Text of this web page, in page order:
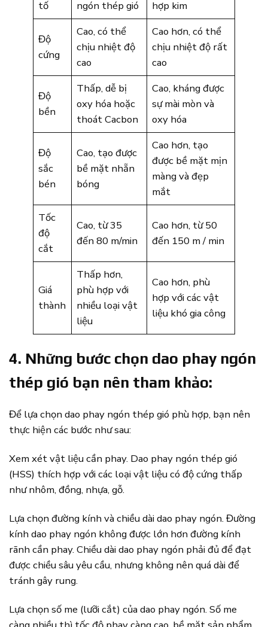
tố ngón thép gió hợp kim
Độ
cứng
Cao, có thể
chịu nhiệt độ
cao
Cao hơn, có thể
chịu nhiệt độ rất
cao
Độ
bền
Thấp, dễ bị
oxy hóa hoặc
thoát Cacbon
Cao, kháng được
sự mài mòn và
oxy hóa
Độ
sắc
bén
Cao, tạo được
bề mặt nhẵn
bóng
Cao hơn, tạo
được bề mặt mịn
màng và đẹp
mắt
Tốc
độ
cắt
Cao, từ 35
đến 80 m/min
Cao hơn, từ 50
đến 150 m / min
Giá
thành
Thấp hơn,
phù hợp với
nhiều loại vật
liệu
Cao hơn, phù
hợp với các vật
liệu khó gia công
4. Những bước chọn dao phay ngón
thép gió bạn nên tham khảo:
Để lựa chọn dao phay ngón thép gió phù hợp, bạn nên
thực hiện các bước như sau:
Xem xét vật liệu cần phay. Dao phay ngón thép gió
(HSS) thích hợp với các loại vật liệu có độ cứng thấp
như nhôm, đồng, nhựa, gỗ.
Lựa chọn đường kính và chiều dài dao phay ngón. Đường
kính dao phay ngón không được lớn hơn đường kính
rãnh cần phay. Chiều dài dao phay ngón phải đủ để đạt
được chiều sâu yêu cầu, nhưng không nên quá dài để
tránh gây rung.
Lựa chọn số me (lưỡi cắt) của dao phay ngón. Số me